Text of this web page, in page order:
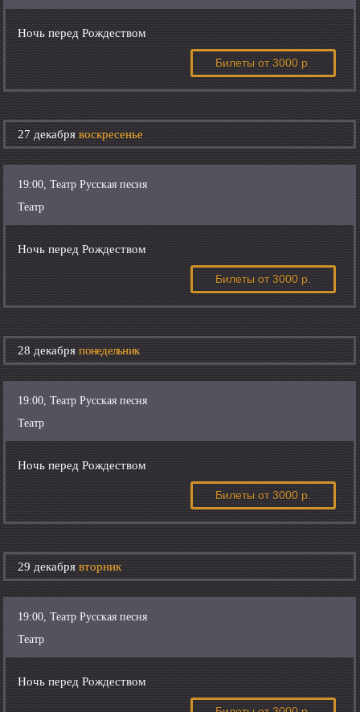
Ночь перед Рождеством
Билеты от 3000 р.
27 декабрявоскресенье
19:00, Театр Русская песня
Театр
Ночь перед Рождеством
Билеты от 3000 р.
28 декабряпонедельник
19:00, Театр Русская песня
Театр
Ночь перед Рождеством
Билеты от 3000 р.
29 декабрявторник
19:00, Театр Русская песня
Театр
Ночь перед Рождеством